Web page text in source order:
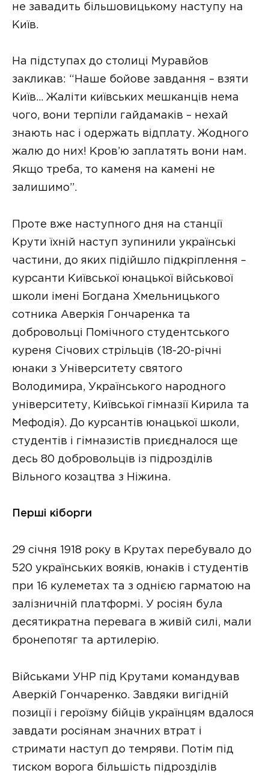
не завадить більшовицькому наступу на
Київ.
На підступах до столиці Муравйов
закликав: “Наше бойове завдання – взяти
Київ… Жаліти київських мешканців нема
чого, вони терпіли гайдамаків – нехай
знають нас і одержать відплату. Жодного
жалю до них! Кров’ю заплатять вони нам.
Якщо треба, то каменя на камені не
залишимо”.
Проте вже наступного дня на станції
Крути їхній наступ зупинили українські
частини, до яких підійшло підкріплення –
курсанти Київської юнацької військової
школи імені Богдана Хмельницького
сотника Аверкія Гончаренка та
добровольці Помічного студентського
куреня Січових стрільців (18-20-річні
юнаки з Університету святого
Володимира, Українського народного
університету, Київської гімназії Кирила та
Мефодія). До курсантів юнацької школи,
студентів і гімназистів приєдналося ще
десь 80 добровольців із підрозділів
Вільного козацтва з Ніжина.
Перші кіборги
29 січня 1918 року в Крутах перебувало до
520 українських воякiв, юнакiв і студентiв
при 16 кулеметах та з однією гарматою на
залiзничнiй платформi. У росіян була
десятикратна перевага в живій силі, мали
бронепотяг та артилерію.
Військами УНР під Крутами командував
Аверкій Гончаренко. Завдяки вигідній
позиції і героїзму бійців українцям вдалося
завдати росіянам значних втрат і
стримати наступ до темряви. Потім під
тиском ворога більшість підрозділів